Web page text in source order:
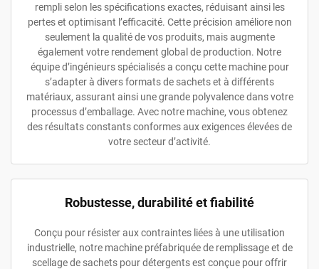
rempli selon les spécifications exactes, réduisant ainsi les
pertes et optimisant l’efficacité. Cette précision améliore non
seulement la qualité de vos produits, mais augmente
également votre rendement global de production. Notre
équipe d’ingénieurs spécialisés a conçu cette machine pour
s’adapter à divers formats de sachets et à différents
matériaux, assurant ainsi une grande polyvalence dans votre
processus d’emballage. Avec notre machine, vous obtenez
des résultats constants conformes aux exigences élevées de
votre secteur d’activité.
Robustesse, durabilité et fiabilité
Conçu pour résister aux contraintes liées à une utilisation
industrielle, notre machine préfabriquée de remplissage et de
scellage de sachets pour détergents est conçue pour offrir